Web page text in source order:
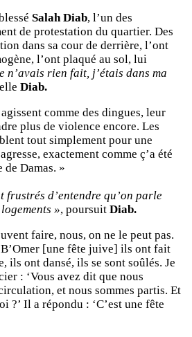
Salah Diab, l’un des
de protestation du quartier. Des
dans sa cour de derrière, l’ont
l’ont plaqué au sol, lui
n’avais rien fait, j’étais dans ma
Diab.
comme des dingues, leur
plus de violence encore. Les
tout simplement pour une
exactement comme ç’a été
de Damas. »
frustrés d’entendre qu’on parle
», poursuit Diab.
faire, nous, on ne le peut pas.
[une fête juive] ils ont fait
ils ont dansé, ils se sont soûlés. Je
: ‘Vous avez dit que nous
et nous sommes partis. Et
?’ Il a répondu : ‘C’est une fête